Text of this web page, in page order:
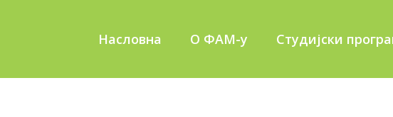
Насловна О ФАМ-у Студијски